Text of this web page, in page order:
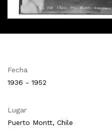
Fecha
1936 - 1952
Lugar
Puerto Montt, Chile